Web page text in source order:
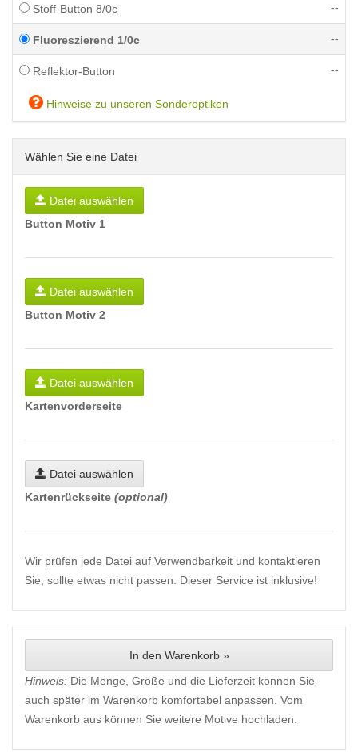
Stoff-Button 8/0c --
Fluoreszierend 1/0c --
Reflektor-Button --
Hinweise zu unseren Sonderoptiken
Wählen Sie eine Datei
Datei auswählen
Button Motiv 1
Datei auswählen
Button Motiv 2
Datei auswählen
Kartenvorderseite
Datei auswählen
Kartenrückseite (optional)
Wir prüfen jede Datei auf Verwendbarkeit und kontaktieren
Sie, sollte etwas nicht passen. Dieser Service ist inklusive!
In den Warenkorb »
Hinweis: Die Menge, Größe und die Lieferzeit können Sie
auch später im Warenkorb komfortabel anpassen. Vom
Warenkorb aus können Sie weitere Motive hochladen.